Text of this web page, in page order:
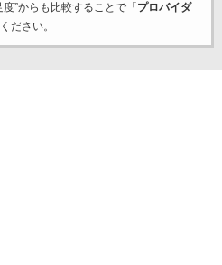
”からも比較することで「 プロバイダ
ださい。